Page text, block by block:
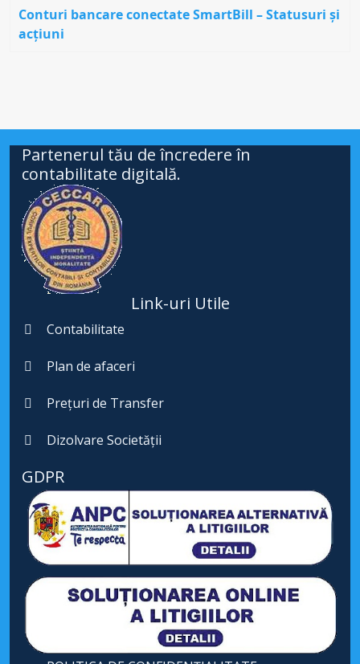
Conturi bancare conectate SmartBill – Statusuri și
acțiuni
Partenerul tău de încredere în
contabilitate digitală.
Link-uri Utile
Contabilitate
Plan de afaceri
Prețuri de Transfer
Dizolvare Societății
GDPR